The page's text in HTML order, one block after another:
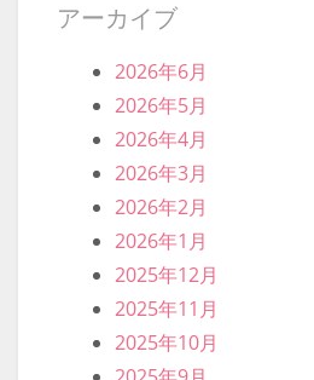
アーカイブ
2026年6月
2026年5月
2026年4月
2026年3月
2026年2月
2026年1月
2025年12月
2025年11月
2025年10月